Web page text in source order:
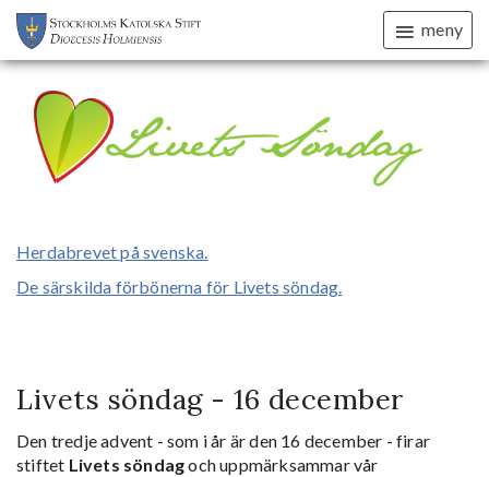
meny
Livets söndag - 16 december
Den tredje advent - som i år är den 16 december - firar
stiftet Livets söndagoch uppmärksammar vår
Herdabrevet på svenska.
De särskilda förbönerna för Livets söndag.